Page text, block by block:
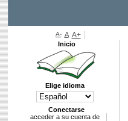
A- A A+
Inicio
Elige idioma
Conectarse
acceder a su cuenta de